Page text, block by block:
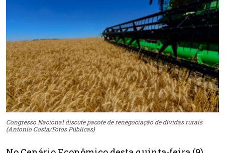
Congresso Nacional discute pacote de renegociação de dívidas rurais
(Antonio Costa/Fotos Públicas)